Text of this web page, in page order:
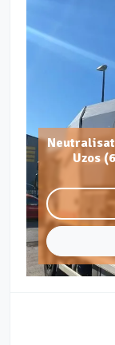
Uzos